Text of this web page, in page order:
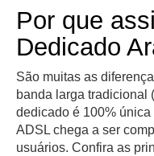
Por que
Dedicado
São muitas as
banda larga tradicional
dedicado é 100%
ADSL chega a ser
usuários. Confira as